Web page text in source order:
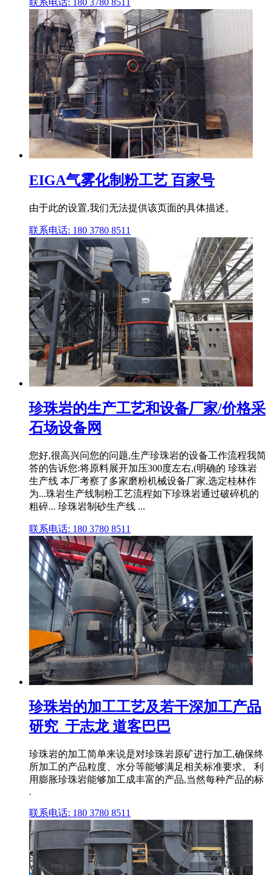
联系电话: 180 3780 8511
EIGA气雾化制粉工艺 百家号
由于此的设置,我们无法提供该页面的具体描述。
联系电话: 180 3780 8511
珍珠岩的生产工艺和设备厂家/价格采
石场设备网
您好,很高兴问您的问题,生产珍珠岩的设备工作流程我简
答的告诉您:将原料展开加压300度左右,(明确的 珍珠岩
生产线 本厂考察了多家磨粉机械设备厂家,选定桂林作
为...珠岩生产线制粉工艺流程如下珍珠岩通过破碎机的
粗碎... 珍珠岩制砂生产线 ...
联系电话: 180 3780 8511
珍珠岩的加工工艺及若干深加工产品
研究_于志龙 道客巴巴
珍珠岩的加工简单来说是对珍珠岩原矿进行加工,确保终
所加工的产品粒度、水分等能够满足相关标准要求。 利
用膨胀珍珠岩能够加工成丰富的产品,当然每种产品的标
.
联系电话: 180 3780 8511